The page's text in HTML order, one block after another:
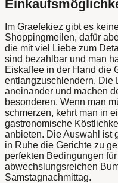
Im Graefekiez gibt es
Shoppingmeilen, dafür
die mit viel Liebe zum
sind bezahlbar und man
Eiskaffee in der Hand die
entlangzuschlendern. Die
aneinander und machen
besonderen. Wenn man
schmerzen, kehrt man in
gastronomische
anbieten. Die Auswahl ist
in Ruhe die Gerichte zu
perfekten Bedingungen
abwechslungsreichen
Samstagnachmittag.